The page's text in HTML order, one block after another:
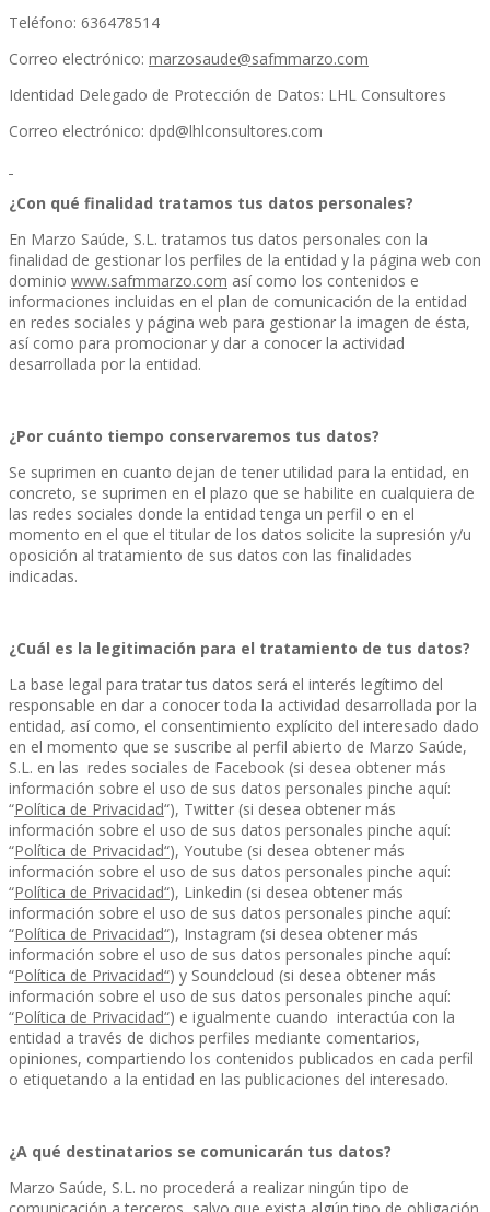
Teléfono: 636478514
Correo electrónico: marzosaude@safmmarzo.com
Identidad Delegado de Protección de Datos: LHL Consultores
Correo electrónico: dpd@lhlconsultores.com
¿Con qué finalidad tratamos tus datos personales?
En Marzo Saúde, S.L. tratamos tus datos personales con la
finalidad de gestionar los perfiles de la entidad y la página web con
dominio www.safmmarzo.com así como los contenidos e
informaciones incluidas en el plan de comunicación de la entidad
en redes sociales y página web para gestionar la imagen de ésta,
así como para promocionar y dar a conocer la actividad
desarrollada por la entidad.
¿Por cuánto tiempo conservaremos tus datos?
Se suprimen en cuanto dejan de tener utilidad para la entidad, en
concreto, se suprimen en el plazo que se habilite en cualquiera de
las redes sociales donde la entidad tenga un perfil o en el
momento en el que el titular de los datos solicite la supresión y/u
oposición al tratamiento de sus datos con las finalidades
indicadas.
¿Cuál es la legitimación para el tratamiento de tus datos?
La base legal para tratar tus datos será el interés legítimo del
responsable en dar a conocer toda la actividad desarrollada por la
entidad, así como, el consentimiento explícito del interesado dado
en el momento que se suscribe al perfil abierto de Marzo Saúde,
S.L. en las redes sociales de Facebook (si desea obtener más
información sobre el uso de sus datos personales pinche aquí:
“Política de Privacidad“), Twitter (si desea obtener más
información sobre el uso de sus datos personales pinche aquí:
“Política de Privacidad“), Youtube (si desea obtener más
información sobre el uso de sus datos personales pinche aquí:
“Política de Privacidad“), Linkedin (si desea obtener más
información sobre el uso de sus datos personales pinche aquí:
“Política de Privacidad“), Instagram (si desea obtener más
información sobre el uso de sus datos personales pinche aquí:
“Política de Privacidad“) y Soundcloud (si desea obtener más
información sobre el uso de sus datos personales pinche aquí:
“Política de Privacidad“) e igualmente cuando interactúa con la
entidad a través de dichos perfiles mediante comentarios,
opiniones, compartiendo los contenidos publicados en cada perfil
o etiquetando a la entidad en las publicaciones del interesado.
¿A qué destinatarios se comunicarán tus datos?
Marzo Saúde, S.L. no procederá a realizar ningún tipo de